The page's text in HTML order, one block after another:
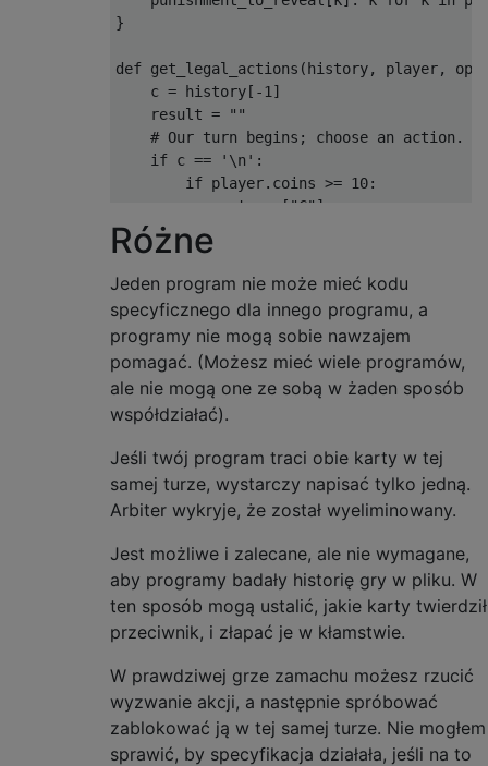
Różne
Jeden program nie może mieć kodu
specyficznego dla innego programu, a
programy nie mogą sobie nawzajem
pomagać. (Możesz mieć wiele programów,
ale nie mogą one ze sobą w żaden sposób
współdziałać).
Jeśli twój program traci obie karty w tej
samej turze, wystarczy napisać tylko jedną.
Arbiter wykryje, że został wyeliminowany.
Jest możliwe i zalecane, ale nie wymagane,
aby programy badały historię gry w pliku. W
ten sposób mogą ustalić, jakie karty twierdził
przeciwnik, i złapać je w kłamstwie.
W prawdziwej grze zamachu możesz rzucić
wyzwanie akcji, a następnie spróbować
zablokować ją w tej samej turze. Nie mogłem
sprawić, by specyfikacja działała, jeśli na to